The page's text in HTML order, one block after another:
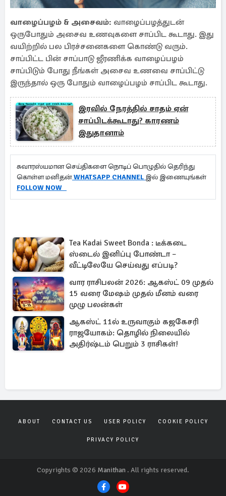
வாழைப்பழம் & அசைவம்: வாழைப்பழத்துடன்
ஒருபோதும் அசைவ உணவுகளை சாப்பிட கூடாது. இது
வயிற்றில் பல பிரச்சனைகளை கொண்டு வரும்.
சாப்பிட்ட பின் சாப்பாடு ஜீரணிக்க வாழைப்பழம்
சாப்பிடும் போது நீங்கள் அசைவ உணவை சாப்பிட்டு
இருந்தால் ஒரு போதும் வாழைப்பழம் சாப்பிட கூடாது.
இரவில் நேரத்தில் சாதம் ஏன்
சாப்பிடக்கூடாது? காரணம்
இதுதானாம்
சுவாரஸ்யமான செய்திகளை நொடிப் பொழுதில் தெரிந்து
கொள்ள மனிதன்WHATSAPP CHANNEL இல் இணையுங்கள்
FOLLOW NOW
Tea Kadai Sweet Bonda : டீக்கடை
ஸ்டைல் இனிப்பு போண்டா –
வீட்டிலேயே செய்வது எப்படி?
வார ராசிபலன் 2026: ஆகஸ்ட் 09 முதல்
15 வரை மேஷம் முதல் மீனம் வரை
முழு பலன்கள்
ஆகஸ்ட் 11ல் உருவாகும் கஜகேசரி
ராஜயோகம்: தொழில் நிலையில்
அதிர்ஷ்டம் பெறும் 3 ராசிகள்!
ABOUT CONTACT US USER POLICY COOKIE POLICY
PRIVACY POLICY
Copyrights © 2026 Manithan . All rights reserved.